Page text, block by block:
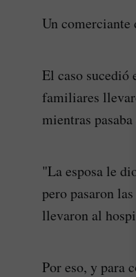
Un comerciante
El caso sucedió
familiares
mientras pasaba
"La esposa le
pero pasaron
llevaron al
Por eso, y para